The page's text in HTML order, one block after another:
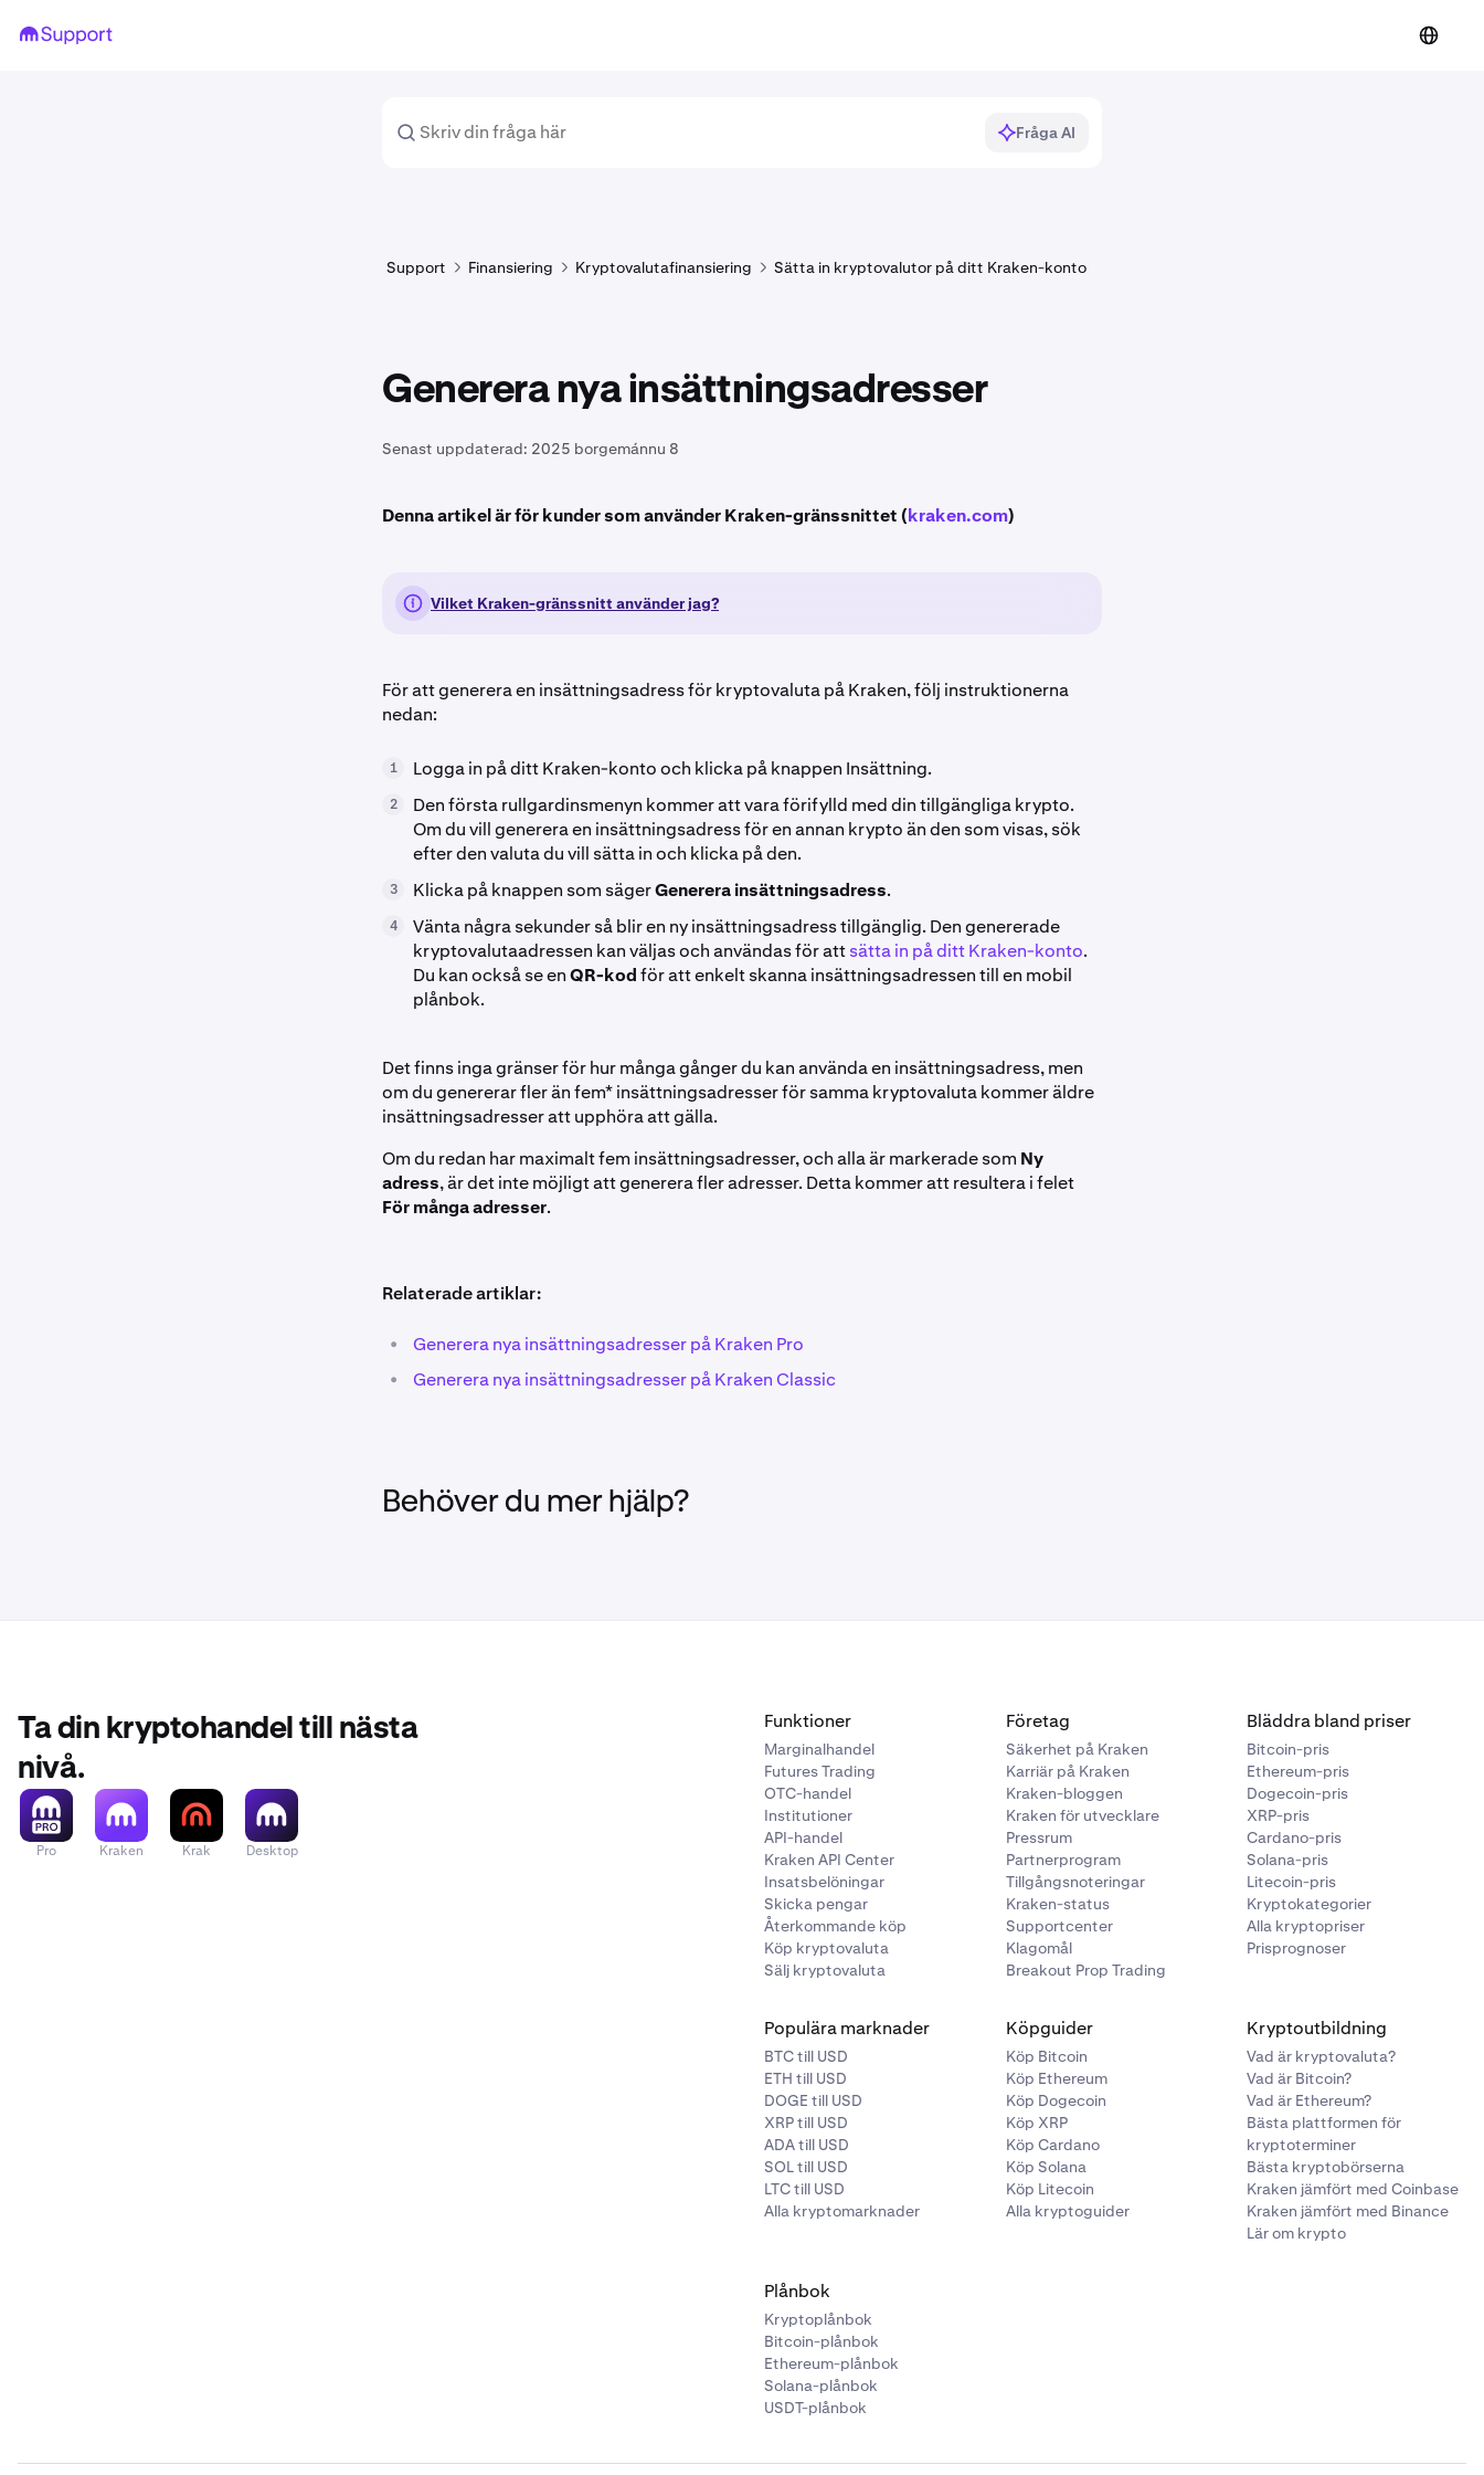
Fråga AI
Support Finansiering Kryptovalutafinansiering Sätta in kryptovalutor på ditt Kraken-konto
Generera nya insättningsadresser
Senast uppdaterad: 2025 borgemánnu 8
Denna artikel är för kunder som använder Kraken-gränssnittet (kraken.com)
Vilket Kraken-gränssnitt använder jag?
För att generera en insättningsadress för kryptovaluta på Kraken, följ instruktionerna
nedan:
1 Logga in på ditt Kraken-konto och klicka på knappen Insättning.
2
Den första rullgardinsmenyn kommer att vara förifylld med din tillgängliga krypto.
Om du vill generera en insättningsadress för en annan krypto än den som visas, sök
efter den valuta du vill sätta in och klicka på den.
3 Klicka på knappen som sägerGenerera insättningsadress.
4
Vänta några sekunder så blir en ny insättningsadress tillgänglig. Den genererade
kryptovalutaadressen kan väljas och användas för attsätta in på ditt Kraken-konto.
Du kan också se enQR-kodför att enkelt skanna insättningsadressen till en mobil
plånbok.
Det finns inga gränser för hur många gånger du kan använda en insättningsadress, men
om du genererar fler än fem* insättningsadresser för samma kryptovaluta kommer äldre
insättningsadresser att upphöra att gälla.
Om du redan har maximalt fem insättningsadresser, och alla är markerade som Ny
adress, är det inte möjligt att generera fler adresser. Detta kommer att resultera i felet
För många adresser.
Relaterade artiklar:
• Generera nya insättningsadresser på Kraken Pro
• Generera nya insättningsadresser på Kraken Classic
Behöver du mer hjälp?
Ta din kryptohandel till nästa
nivå.
Pro Kraken Krak Desktop
Funktioner
Marginalhandel
Futures Trading
OTC-handel
Institutioner
API-handel
Kraken API Center
Insatsbelöningar
Skicka pengar
Återkommande köp
Köp kryptovaluta
Sälj kryptovaluta
Företag
Säkerhet på Kraken
Karriär på Kraken
Kraken-bloggen
Kraken för utvecklare
Pressrum
Partnerprogram
Tillgångsnoteringar
Kraken-status
Supportcenter
Klagomål
Breakout Prop Trading
Bläddra bland priser
Bitcoin-pris
Ethereum-pris
Dogecoin-pris
XRP-pris
Cardano-pris
Solana-pris
Litecoin-pris
Kryptokategorier
Alla kryptopriser
Prisprognoser
Populära marknader
BTC till USD
ETH till USD
DOGE till USD
XRP till USD
ADA till USD
SOL till USD
LTC till USD
Alla kryptomarknader
Köpguider
Köp Bitcoin
Köp Ethereum
Köp Dogecoin
Köp XRP
Köp Cardano
Köp Solana
Köp Litecoin
Alla kryptoguider
Kryptoutbildning
Vad är kryptovaluta?
Vad är Bitcoin?
Vad är Ethereum?
Bästa plattformen för
kryptoterminer
Bästa kryptobörserna
Kraken jämfört med Coinbase
Kraken jämfört med Binance
Lär om krypto
Plånbok
Kryptoplånbok
Bitcoin-plånbok
Ethereum-plånbok
Solana-plånbok
USDT-plånbok